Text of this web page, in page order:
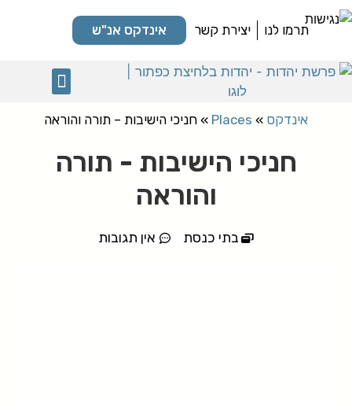
תרמו לנו יצירת קשר אינדקס אנ"ש
אינדקס »
Places
» חניכי הישיבות – תורה והוראה
חניכי הישיבות - תורה
והוראה
בתי כנסת אין תגובות